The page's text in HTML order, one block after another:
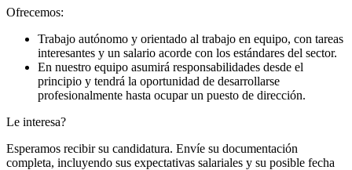
Ofrecemos:
Trabajo autónomo y orientado al trabajo en equipo, con tareas
interesantes y un salario acorde con los estándares del sector.
En nuestro equipo asumirá responsabilidades desde el
principio y tendrá la oportunidad de desarrollarse
profesionalmente hasta ocupar un puesto de dirección.
Le interesa?
Esperamos recibir su candidatura. Envíe su documentación
completa, incluyendo sus expectativas salariales y su posible fecha